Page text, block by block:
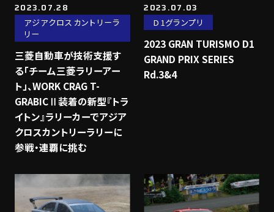
2023.07.28
アジアクロスカントリーラ
リー
三菱自動車が技術支援す
る「チーム三菱ラリーアー
ト」、WORK CRAG T-
GRABICⅡ装着の新型『トラ
イトン』ラリーカーでアジア
クロスカントリーラリーに
参戦・連覇に挑む
2023.07.03
D1グランプリ
2023 GRAN TURISMO D1
GRAND PRIX SERIES
Rd.3&4